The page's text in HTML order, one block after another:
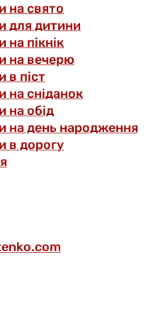
на свято
для дитини
пікнік
на вечерю
в піст
на сніданок
на обід
на день народження
в дорогу